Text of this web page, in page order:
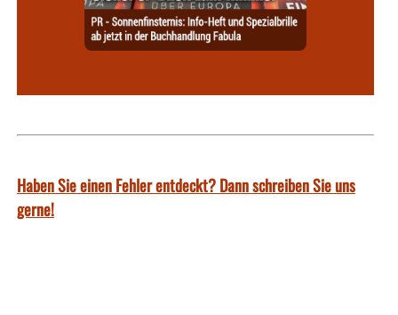
Haben Sie einen Fehler entdeckt? Dann schreiben Sie uns
gerne!